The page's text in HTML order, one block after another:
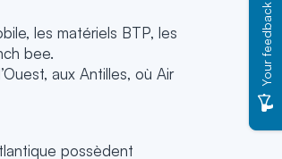
les matériels BTP, les
bee.
aux Antilles, où Air
possèdent
Your feedback